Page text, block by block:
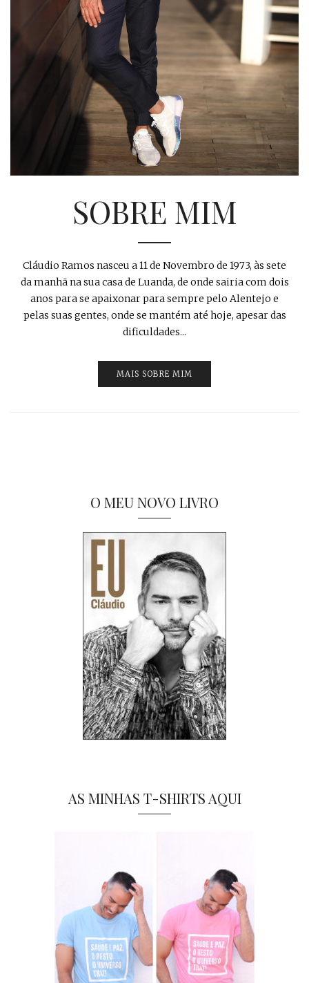
SOBRE MIM
Cláudio Ramos nasceu a 11 de Novembro de 1973, às sete
da manhã na sua casa de Luanda, de onde sairia com dois
anos para se apaixonar para sempre pelo Alentejo e
pelas suas gentes, onde se mantém até hoje, apesar das
dificuldades...
MAIS SOBRE MIM
O MEU NOVO LIVRO
AS MINHAS T-SHIRTS AQUI